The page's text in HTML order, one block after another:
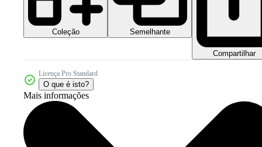
Coleção Semelhante
Compartilhar
Licença Pro Standard
O que é isto?
Mais informações